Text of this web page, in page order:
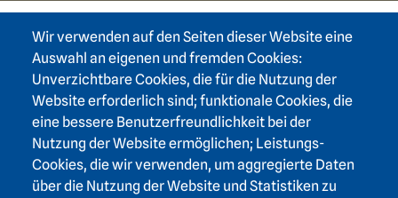
Wir verwenden auf den Seiten dieser Website eine
Auswahl an eigenen und fremden Cookies:
Unverzichtbare Cookies, die für die Nutzung der
Website erforderlich sind; funktionale Cookies, die
eine bessere Benutzerfreundlichkeit bei der
Nutzung der Website ermöglichen; Leistungs-
Cookies, die wir verwenden, um aggregierte Daten
über die Nutzung der Website und Statistiken zu
Footer area one
Footer area three
Heidelberger Akademie der Wissenschaften
Karlstraße 4